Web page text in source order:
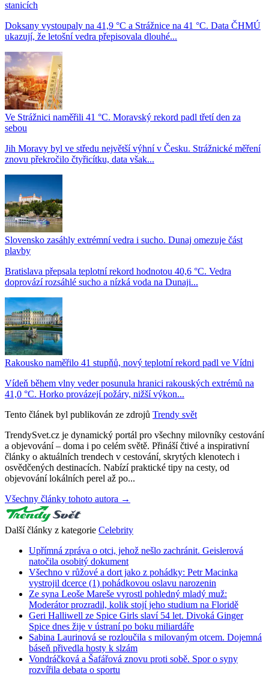
stanicích
Doksany vystoupaly na 41,9 °C a Strážnice na 41 °C. Data ČHMÚ
ukazují, že letošní vedra přepisovala dlouhé...
Ve Strážnici naměřili 41 °C. Moravský rekord padl třetí den za
sebou
Jih Moravy byl ve středu největší výhní v Česku. Strážnické měření
znovu překročilo čtyřicítku, data však...
Slovensko zasáhly extrémní vedra i sucho. Dunaj omezuje část
plavby
Bratislava přepsala teplotní rekord hodnotou 40,6 °C. Vedra
doprovází rozsáhlé sucho a nízká voda na Dunaji...
Rakousko naměřilo 41 stupňů, nový teplotní rekord padl ve Vídni
Vídeň během vlny veder posunula hranici rakouských extrémů na
41,0 °C. Horko provázejí požáry, nižší výkon...
Tento článek byl publikován ze zdrojů Trendy svět
TrendySvet.cz je dynamický portál pro všechny milovníky cestování
a objevování – doma i po celém světě. Přináší čtivé a inspirativní
články o aktuálních trendech v cestování, skrytých klenotech i
osvědčených destinacích. Nabízí praktické tipy na cesty, od
objevování lokálních perel až po...
Všechny články tohoto autora →
Další články z kategorie Celebrity
Upřímná zpráva o otci, jehož nešlo zachránit. Geislerová
natočila osobitý dokument
Všechno v růžové a dort jako z pohádky: Petr Macinka
vystrojil dcerce (1) pohádkovou oslavu narozenin
Ze syna Leoše Mareše vyrostl pohledný mladý muž:
Moderátor prozradil, kolik stojí jeho studium na Floridě
Geri Halliwell ze Spice Girls slaví 54 let. Divoká Ginger
Spice dnes žije v ústraní po boku miliardáře
Sabina Laurinová se rozloučila s milovaným otcem. Dojemná
báseň přivedla hosty k slzám
Vondráčková a Šafářová znovu proti sobě. Spor o syny
rozvířila debata o sportu